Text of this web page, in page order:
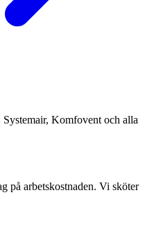
Komfovent och alla
på arbetskostnaden. Vi sköter